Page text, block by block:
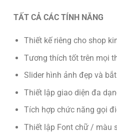
TẤT CẢ CÁC TÍNH NĂNG
Thiết kế riêng cho shop
Tương thích tốt trên mọi
Slider hình ảnh đẹp và
Thiết lập giao diện đa
Tích hợp chức năng gọi
Thiết lập Font chữ / màu